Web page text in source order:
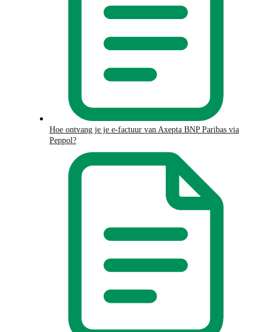
Hoe ontvang je je e-factuur van Axepta BNP Paribas via
Peppol?